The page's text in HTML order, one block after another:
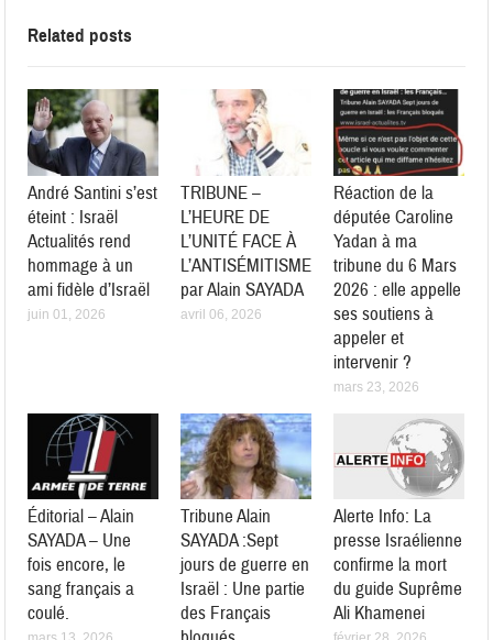
Related posts
André Santini s’est
éteint : Israël
Actualités rend
hommage à un
ami fidèle d’Israël
juin 01, 2026
TRIBUNE –
L’HEURE DE
L’UNITÉ FACE À
L’ANTISÉMITISME
par Alain SAYADA
avril 06, 2026
Réaction de la
députée Caroline
Yadan à ma
tribune du 6 Mars
2026 : elle appelle
ses soutiens à
appeler et
intervenir ?
mars 23, 2026
Éditorial – Alain
SAYADA – Une
fois encore, le
sang français a
coulé.
Tribune Alain
SAYADA :Sept
jours de guerre en
Israël : Une partie
des Français
Alerte Info: La
presse Israélienne
confirme la mort
du guide Suprême
Ali Khamenei